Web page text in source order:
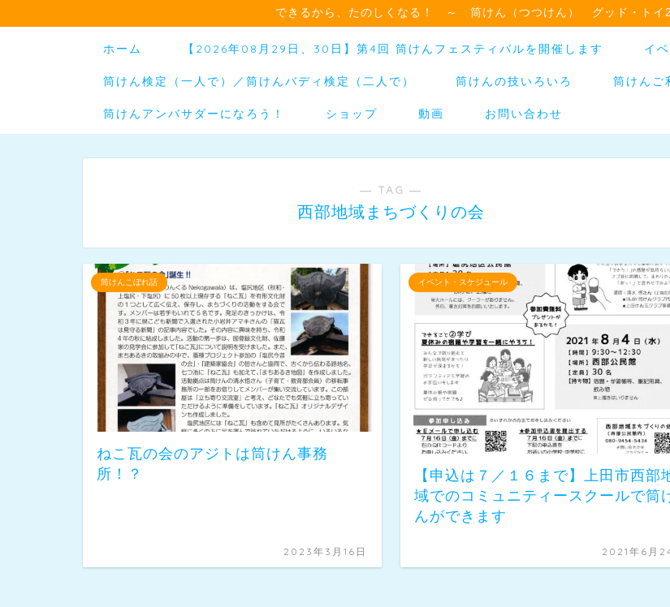
できるから、たのしくなる！ ～ 筒けん（つつけん） グッド・トイ
ホーム 【2026年08月29日、30日】第4回 筒けんフェスティバルを開催します イ
筒けん検定（一人で）／筒けんバディ検定（二人で） 筒けんの技いろいろ 筒けんご
筒けんアンバサダーになろう！ ショップ 動画 お問い合わせ
― TAG ―
西部地域まちづくりの会
筒けんこぼれ話
ねこ瓦の会のアジトは筒けん事務
所！？
2023年3月16日
イベント・スケジュール
【申込は７／１６まで】上田市西部
域でのコミュニティースクールで筒
んができます
2021年6月